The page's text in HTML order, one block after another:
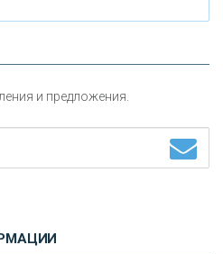
ЦЕНТР»
и предложения.